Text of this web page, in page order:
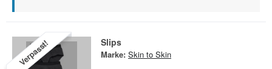
Verpasst! Slips
Marke: Skin to Skin